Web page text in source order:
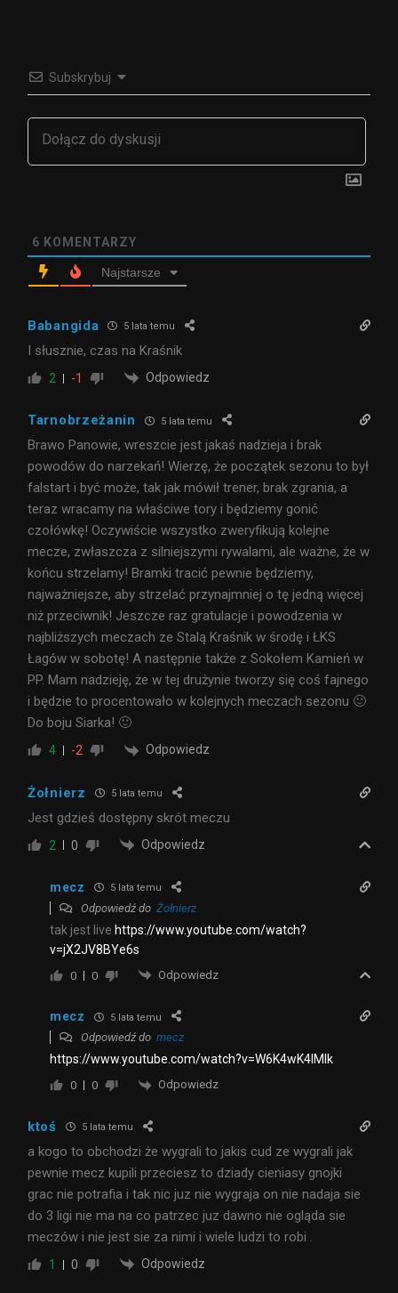
Subskrybuj
6 KOMENTARZY
Najstarsze
Babangida 5 lata temu
I słusznie, czas na Kraśnik
2 -1 Odpowiedz
Tarnobrzeżanin 5 lata temu
Brawo Panowie, wreszcie jest jakaś nadzieja i brak
powodów do narzekań! Wierzę, że początek sezonu to był
falstart i być może, tak jak mówił trener, brak zgrania, a
teraz wracamy na właściwe tory i będziemy gonić
czołówkę! Oczywiście wszystko zweryfikują kolejne
mecze, zwłaszcza z silniejszymi rywalami, ale ważne, że w
końcu strzelamy! Bramki tracić pewnie będziemy,
najważniejsze, aby strzelać przynajmniej o tę jedną więcej
niż przeciwnik! Jeszcze raz gratulacje i powodzenia w
najbliższych meczach ze Stalą Kraśnik w środę i ŁKS
Łagów w sobotę! A następnie także z Sokołem Kamień w
PP. Mam nadzieję, że w tej drużynie tworzy się coś fajnego
i będzie to procentowało w kolejnych meczach sezonu 🙂
Do boju Siarka! 🙂
4 -2 Odpowiedz
Żołnierz 5 lata temu
Jest gdzieś dostępny skrót meczu
2 0 Odpowiedz
mecz 5 lata temu
Odpowiedź do Żołnierz
tak jest live https://www.youtube.com/watch?
v=jX2JV8BYe6s
0 0 Odpowiedz
mecz 5 lata temu
Odpowiedź do mecz
https://www.youtube.com/watch?v=W6K4wK4lMlk
0 0 Odpowiedz
ktoś 5 lata temu
a kogo to obchodzi że wygrali to jakis cud ze wygrali jak
pewnie mecz kupili przeciesz to dziady cieniasy gnojki
grac nie potrafia i tak nic juz nie wygraja on nie nadaja sie
do 3 ligi nie ma na co patrzec juz dawno nie ogląda sie
meczów i nie jest sie za nimi i wiele ludzi to robi .
1 0 Odpowiedz